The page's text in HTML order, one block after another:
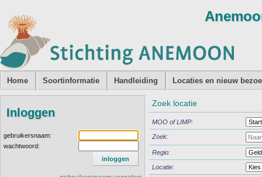
Home Soortinformatie Handleiding Locaties en nieuw
Inloggen
gebruikersnaam:
wachtwoord:
Zoek locatie
MOO of LIMP:
Zoek:
Regio:
Locatie: